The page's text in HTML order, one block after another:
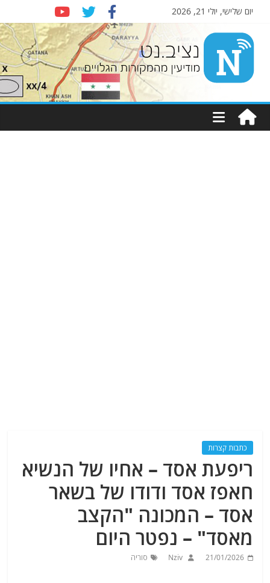
יום שלישי, יולי 21, 2026
Nziv.net
מודיעין
מהמקורות
כתבות קצרות
ריפעת אסד – אחיו של הנשיא
חאפז אסד ודודו של בשאר
אסד – המכונה "הקצב
מאסד" – נפטר היום
21/01/2026
Nziv סוריה